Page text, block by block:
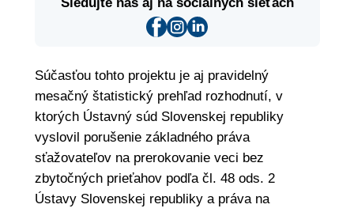
Súčasťou tohto projektu je aj pravidelný
mesačný štatistický prehľad rozhodnutí, v
ktorých Ústavný súd Slovenskej republiky
vyslovil porušenie základného práva
sťažovateľov na prerokovanie veci bez
zbytočných prieťahov podľa čl. 48 ods. 2
Ústavy Slovenskej republiky a práva na